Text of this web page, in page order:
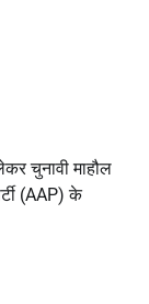
चुनावी माहौल
(AAP) के